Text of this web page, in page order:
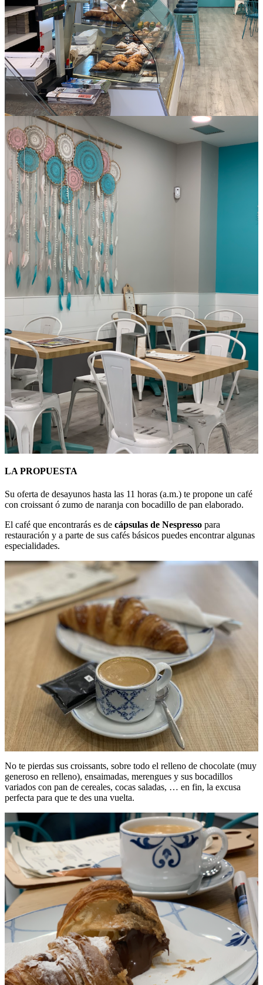
LA PROPUESTA
Su oferta de desayunos hasta las 11 horas (a.m.) te propone un café
con croissant ó zumo de naranja con bocadillo de pan elaborado.
El café que encontrarás es de cápsulas de Nespresso para
restauración y a parte de sus cafés básicos puedes encontrar algunas
especialidades.
No te pierdas sus croissants, sobre todo el relleno de chocolate (muy
generoso en relleno), ensaimadas, merengues y sus bocadillos
variados con pan de cereales, cocas saladas, … en fin, la excusa
perfecta para que te des una vuelta.